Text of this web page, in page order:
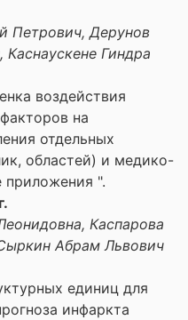
Петрович, Дерунов
Гиндра
воздействия
на
отдельных
областей) и медико-
приложения ".
Каспарова
Абрам Львович
единиц для
инфаркта